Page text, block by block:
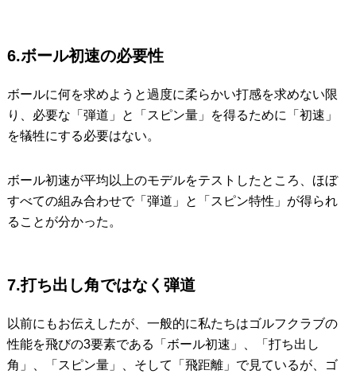
6.ボール初速の必要性
ボールに何を求めようと過度に柔らかい打感を求めない限
り、必要な「弾道」と「スピン量」を得るために「初速」
を犠牲にする必要はない。
ボール初速が平均以上のモデルをテストしたところ、ほぼ
すべての組み合わせで「弾道」と「スピン特性」が得られ
ることが分かった。
7.打ち出し角ではなく弾道
以前にもお伝えしたが、一般的に私たちはゴルフクラブの
性能を飛びの3要素である「ボール初速」、「打ち出し
角」、「スピン量」、そして「飛距離」で見ているが、ゴ